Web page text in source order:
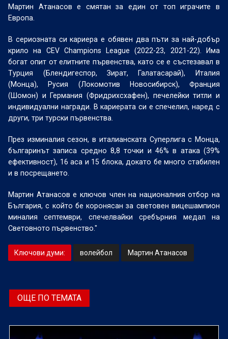
Мартин Атанасов е смятан за един от топ играчите в
Европа.
В сериозната си кариера е обявен два пъти за най-добър
крило на CEV Champions League (2022-23, 2021-22). Има
богат опит от елитните първенства, като се е състезавал в
Турция (Блендигеспор, Зират, Галатасарай), Италия
(Монца), Русия (Локомотив Новосибирск), Франция
(Шомон) и Германия (Фридрихсхафен), печелейки титли и
индивидуални награди. В кариерата си е спечелил, наред с
други, три турски първенства.
През изминалия сезон, в италианската Суперлига с Монца,
българинът записа средно 8,8 точки и 46% в атака (39%
ефективност), 16 аса и 15 блока, докато бе много стабилен
и в посрещането.
Мартин Атанасов е ключов член на националния отбор на
България, с който бе коронясан за световен вицешампион
миналия септември, спечелвайки сребърния медал на
Световното първенство."
Ключови думи: волейбол Мартин Атанасов
ОЩЕ ПО ТЕМАТА